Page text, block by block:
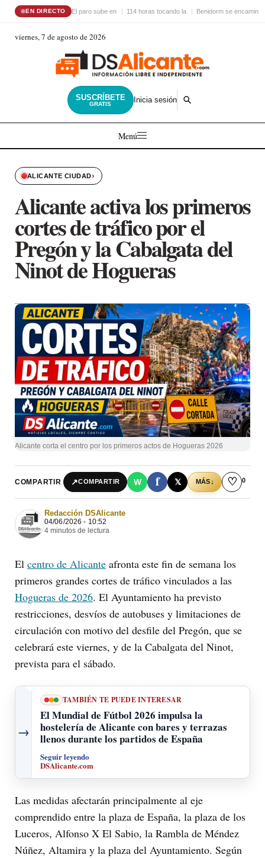
EN DIRECTO El paro sube en 114 horas tocando la Benidorm se encamina
viernes, 7 de agosto de 2026
SUSCRÍBETE
GRATIS Inicia sesión
Menú
ALICANTE CIUDAD›
Alicante activa los primeros
cortes de tráfico por el
Pregón y la Cabalgata del
Ninot de Hogueras
Alicante corta el centro por los primeros actos de Hogueras 2026
COMPARTIR ↗COMPARTIR W f 𝕏 MÁS↓ ♡ 0
Redacción DSAlicante
04/06/2026 - 10:52
4 minutos de lectura
El centro de Alicante afronta este fin de semana los
primeros grandes cortes de tráfico vinculados a las
Hogueras de 2026. El Ayuntamiento ha previsto
restricciones, desvíos de autobuses y limitaciones de
circulación con motivo del desfile del Pregón, que se
celebrará este viernes, y de la Cabalgata del Ninot,
prevista para el sábado.
→
TAMBIÉN TE PUEDE INTERESAR
El Mundial de Fútbol 2026 impulsa la
hostelería de Alicante con bares y terrazas
llenos durante los partidos de España
Seguir leyendo
DSAlicante.com
Las medidas afectarán principalmente al eje
comprendido entre la plaza de España, la plaza de los
Luceros, Alfonso X El Sabio, la Rambla de Méndez
Núñez, Altamira y la plaza del Ayuntamiento. Según